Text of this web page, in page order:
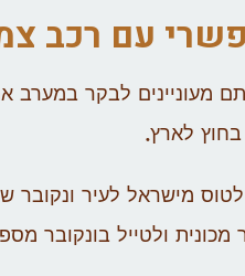
עם רכב
מעוניינים לבקר במערב
לארץ.
לטוס מישראל לעיר
מכונית ולטייל בונקובר